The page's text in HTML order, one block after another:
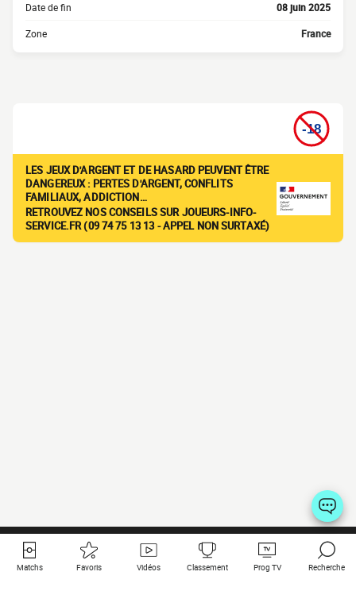
Date de fin 08 juin 2025
Zone France
LES JEUX D'ARGENT ET DE HASARD PEUVENT ÊTRE
DANGEREUX : PERTES D'ARGENT, CONFLITS
FAMILIAUX, ADDICTION…
RETROUVEZ NOS CONSEILS SUR JOUEURS-INFO-
SERVICE.FR (09 74 75 13 13 - APPEL NON SURTAXÉ)
Matchs Favoris Vidéos Classement Prog TV Recherche